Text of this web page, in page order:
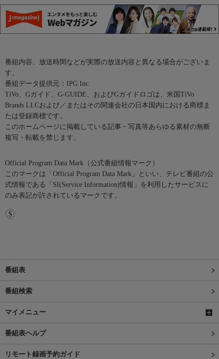
番組内容、放送時間などが実際の放送内容と異なる場合がございま
す。
番組データ提供元：IPG Inc.
TiVo、Gガイド、G-GUIDE、およびGガイドロゴは、米国TiVo
Brands LLCおよび／またはその関連会社の日本国内における商標ま
たは登録商標です。
このホームページに掲載している記事・写真等あらゆる素材の無断
複写・転載を禁じます。
Official Program Data Mark（公式番組情報マーク）
このマークは「Official Program Data Mark」といい、テレビ番組の公
式情報である「SI(Service Information)情報」を利用したサービスに
のみ表記が許されているマークです。
番組表
番組検索
マイメニュー
番組表ヘルプ
リモート録画予約ガイド